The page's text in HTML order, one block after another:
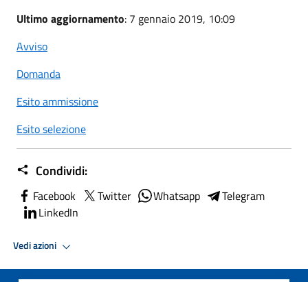
Ultimo aggiornamento: 7 gennaio 2019, 10:09
Avviso
Domanda
Esito ammissione
Esito selezione
Condividi:
Facebook Twitter Whatsapp
Telegram
LinkedIn
Vedi azioni